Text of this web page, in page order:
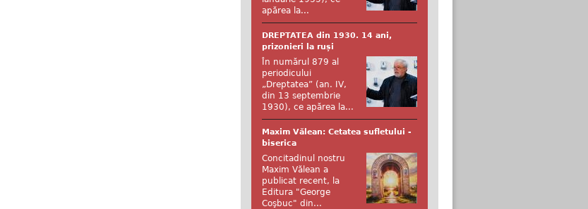
apărea la...
DREPTATEA din 1930. 14 ani,
prizonieri la ruși
În numărul 879 al
periodicului
„Dreptatea” (an. IV,
din 13 septembrie
1930), ce apărea la...
Maxim Vălean: Cetatea sufletului -
biserica
Concitadinul nostru
Maxim Vălean a
publicat recent, la
Editura "George
Coşbuc" din...